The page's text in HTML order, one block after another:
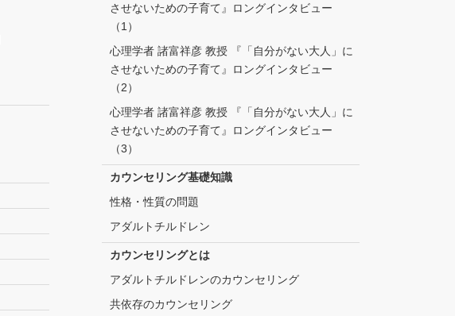
させないための子育て』ロングインタビュー
（1）
心理学者 諸富祥彦 教授 『「自分がない大人」に
させないための子育て』ロングインタビュー
（2）
心理学者 諸富祥彦 教授 『「自分がない大人」に
させないための子育て』ロングインタビュー
（3）
カウンセリング基礎知識
性格・性質の問題
アダルトチルドレン
カウンセリングとは
アダルトチルドレンのカウンセリング
共依存のカウンセリング